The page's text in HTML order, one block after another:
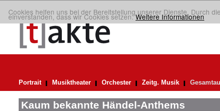
Cookies helfen uns bei der Bereitstellung unserer Dienste. Durch
einverstanden, dass wir Cookies setzen.Weitere Informationen
Portrait Musiktheater Orchester Zeitg. Musik
Kaum bekannte Händel-Anthems